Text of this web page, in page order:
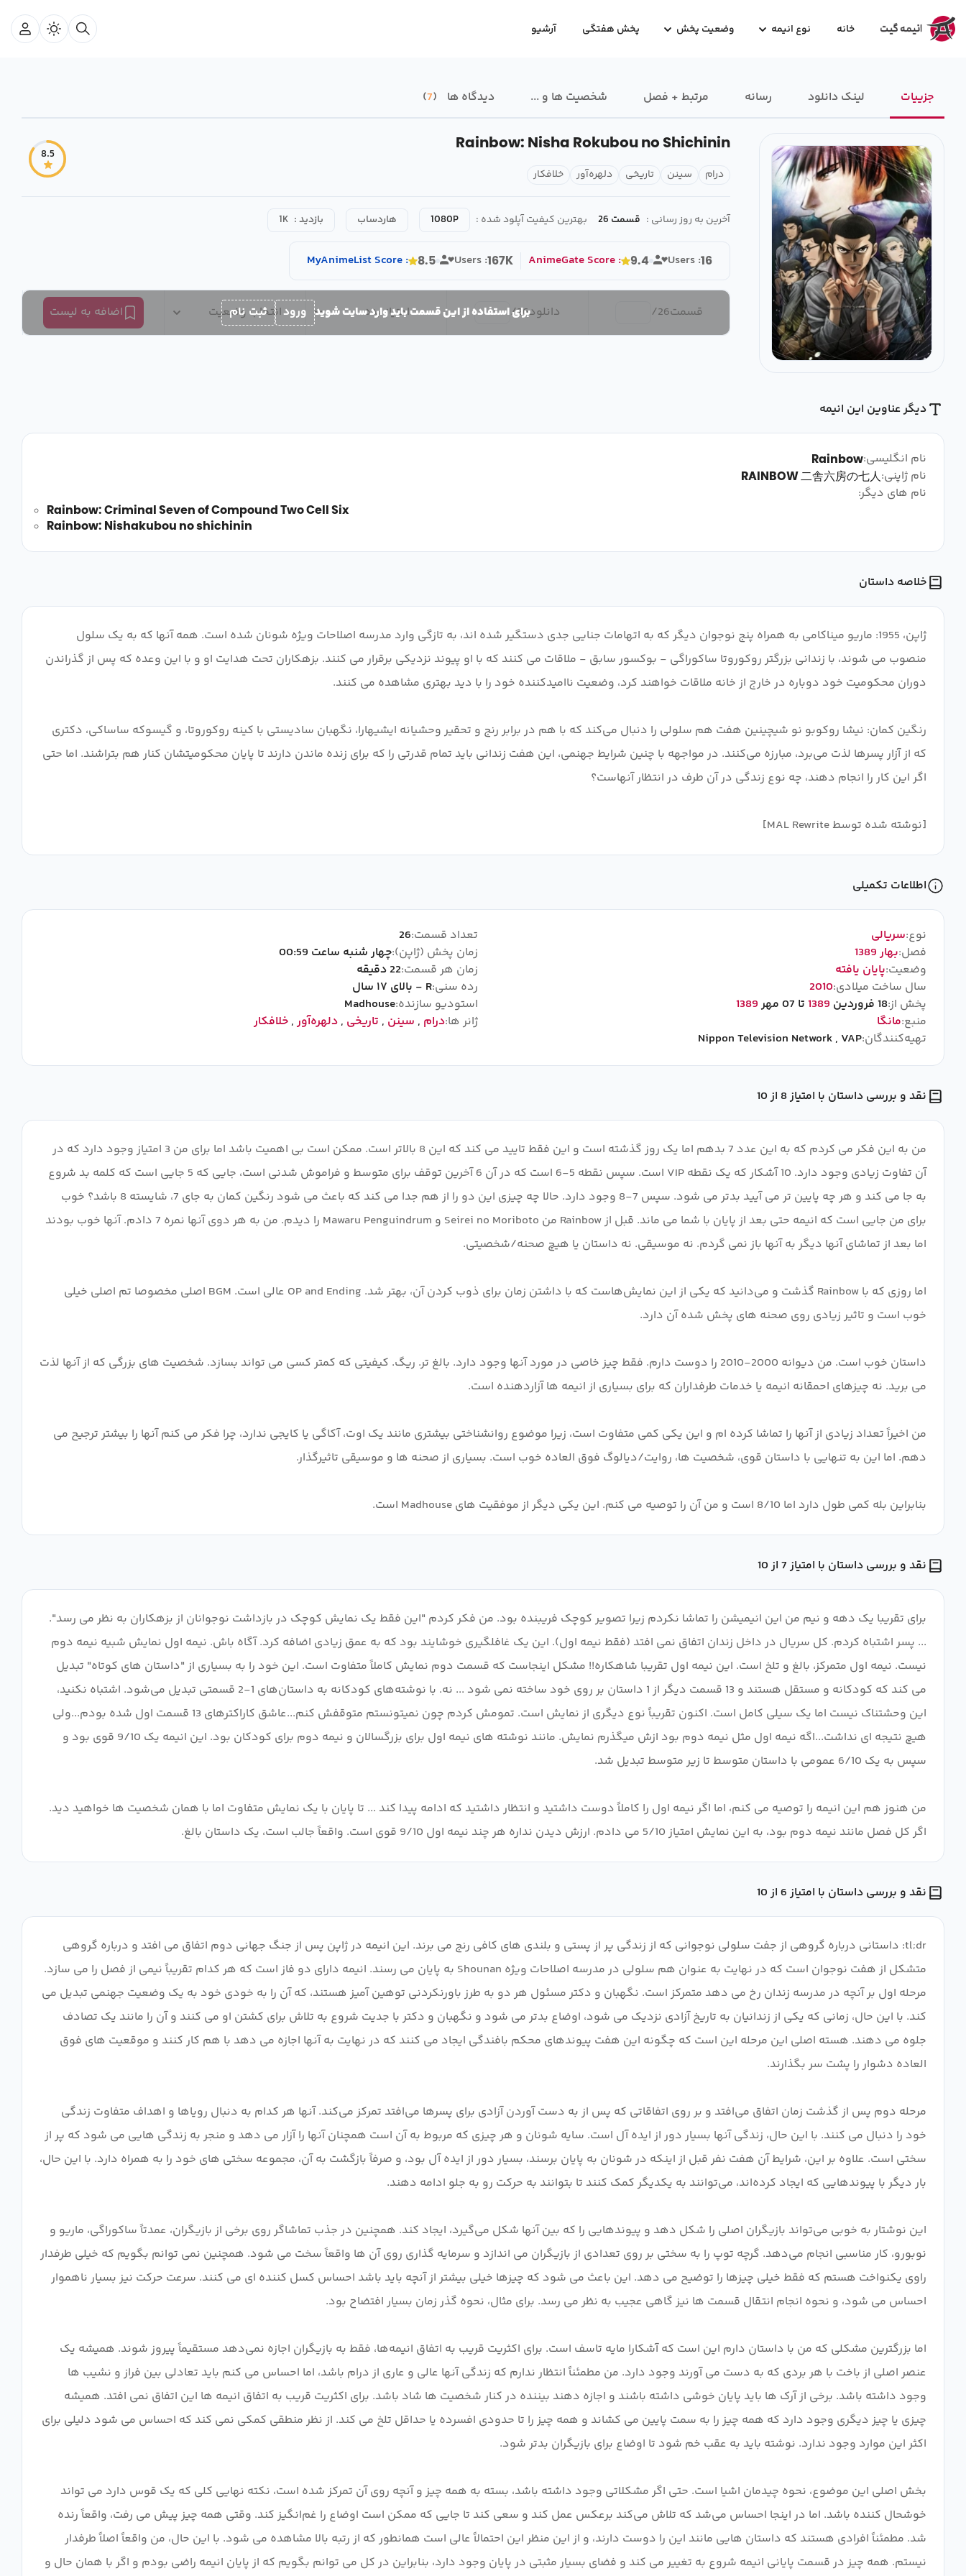
خانه نوع انیمه وضعیت پخش پخش هفتگی آرشیو
جزییات لینک دانلود رسانه‌ مرتبط + فصل شخصیت ها و ... دیدگاه ها 7
Rainbow: Nisha Rokubou no Shichinin
درام سینن تاریخی دلهره‌آور خلافکار
8.5
آخرین به روز رسانی : قسمت 26 بهترین کیفیت آپلود شده : 1080P هاردساب بازدید : 1K
MyAnimeListScore : 8.5 Users :167K AnimeGateScore : 9.4 Users :16
قسمت26
/ دانلود26
/ امتیاز بده انتخاب وضعیت اضافه به لیست برای استفاده از این قسمت باید وارد سایت شوید ورود ثبت نام
دیگر عناوین این انیمه
نام انگلیسی:Rainbow
نام ژاپنی:RAINBOW 二舎六房の七人
نام های دیگر:
Rainbow: Criminal Seven of Compound Two Cell Six
Rainbow: Nishakubou no shichinin
خلاصه داستان
ژاپن، 1955: ماریو میناکامی به همراه پنج نوجوان دیگر که به اتهامات جنایی جدی دستگیر شده اند، به تازگی وارد مدرسه اصلاحات ویژه شونان شده است. همه آنها که به یک سلول
منصوب می شوند، با زندانی بزرگتر روکوروتا ساکوراگی - بوکسور سابق - ملاقات می کنند که با او پیوند نزدیکی برقرار می کنند. بزهکاران تحت هدایت او و با این وعده که پس از گذراندن
رنگین کمان: نیشا روکوبو نو شیچینین هفت هم سلولی را دنبال می‌کند که با هم در برابر رنج و تحقیر وحشیانه ایشیهارا، نگهبان سادیستی با کینه روکوروتا، و گیسوکه ساساکی، دکتری
که از آزار پسرها لذت می‌برد، مبارزه می‌کنند. در مواجهه با چنین شرایط جهنمی، این هفت زندانی باید تمام قدرتی را که برای زنده ماندن دارند تا پایان محکومیتشان کنار هم بتراشند. اما حتی
[نوشته شده توسط MAL Rewrite]
اطلاعات تکمیلی
نوع:سریالی
فصل:بهار 1389
وضعیت:پایان یافته
سال ساخت میلادی:2010
پخش از:18 فروردین 1389 تا 07 مهر
1389
منبع:مانگا
تهیه‌کنندگان:
Nippon Television Network , VAP
تعداد قسمت:26
زمان پخش (ژاپن):چهار شنبه ساعت 00:59
زمان هر قسمت:22 دقیقه
رده سنی:R - بالای ۱۷ سال
استودیو سازنده:Madhouse
ژانر ها:درام , سینن , تاریخی ,دلهره‌آور ,خلافکار
نقد و بررسی داستان با امتیاز 8 از 10
من به این فکر می کردم که به این عدد 7 بدهم اما یک روز گذشته است و این فقط تایید می کند که این 8 بالاتر است. ممکن است بی اهمیت باشد اما برای من 3 امتیاز وجود دارد که در
آن تفاوت زیادی وجود دارد. 10 آشکار که یک نقطه VIP است. سپس نقطه 5-6 است که در آن 6 آخرین توقف برای متوسط ​​و فراموش شدنی است، جایی که 5 جایی است که کلمه بد شروع
به جا می کند و هر چه پایین تر می آیید بدتر می شود. سپس 7-8 وجود دارد. حالا چه چیزی این دو را از هم جدا می کند که باعث می شود رنگین کمان به جای 7، شایسته 8 باشد؟ خوب
برای من جایی است که انیمه حتی بعد از پایان با شما می ماند. قبل از Rainbow من Seirei no Moriboto و Mawaru Penguindrum را دیدم. من به هر دوی آنها نمره 7 دادم. آنها خوب بودند
اما روزی که با Rainbow گذشت و می‌دانید که یکی از این نمایش‌هاست که با داشتن زمان برای ذوب کردن آن، بهتر شد. OP and Ending عالی است. BGM اصلی مخصوصا تم اصلی خیلی
داستان خوب است. من دیوانه 2000-2010 را دوست دارم. فقط چیز خاصی در مورد آنها وجود دارد. بالغ تر. ریگ. کیفیتی که کمتر کسی می تواند بسازد. شخصیت های بزرگی که از آنها لذت
من اخیراً تعداد زیادی از آنها را تماشا کرده ام و این یکی کمی متفاوت است، زیرا موضوع روانشناختی بیشتری مانند یک اوت، آکاگی یا کایجی ندارد، چرا فکر می کنم آنها را بیشتر ترجیح می
بنابراین بله کمی طول دارد اما 8/10 است و من آن را توصیه می کنم. این یکی دیگر از موفقیت های Madhouse است.
نقد و بررسی داستان با امتیاز 7 از 10
برای تقریبا یک دهه و نیم من این انیمیشن را تماشا نکردم زیرا تصویر کوچک فریبنده بود. من فکر کردم "این فقط یک نمایش کوچک در بازداشت نوجوانان از بزهکاران به نظر می رسد".
... پسر اشتباه کردم. کل سریال در داخل زندان اتفاق نمی افتد (فقط نیمه اول). این یک غافلگیری خوشایند بود که به عمق زیادی اضافه کرد. آگاه باش. نیمه اول نمایش شبیه نیمه دوم
نیست. نیمه اول متمرکز، بالغ و تلخ است. این نیمه اول تقریبا شاهکاره!! مشکل اینجاست که قسمت دوم نمایش کاملاً متفاوت است. این خود را به بسیاری از "داستان های کوتاه" تبدیل
می کند که کودکانه و مستقل هستند و 13 قسمت دیگر از 1 داستان بر روی خود ساخته نمی شود ... نه. با نوشته‌های کودکانه به داستان‌های 1-2 قسمتی تبدیل می‌شود. اشتباه نکنید،
این وحشتناک نیست اما یک سیلی کامل است. اکنون تقریباً نوع دیگری از نمایش است. تمومش کردم چون نمیتونستم متوقفش کنم...عاشق کاراکترهای 13 قسمت اول شده بودم...ولی
هیچ نتیجه ای نداشت...اگه نیمه اول مثل نیمه دوم بود ازش میگذرم نمایش. مانند نوشته های نیمه اول برای بزرگسالان و نیمه دوم برای کودکان بود. این انیمه یک 9/10 قوی بود و
من هنوز هم این انیمه را توصیه می کنم، اما اگر نیمه اول را کاملاً دوست داشتید و انتظار داشتید که ادامه پیدا کند ... تا پایان با یک نمایش متفاوت اما با همان شخصیت ها خواهید دید.
اگر کل فصل مانند نیمه دوم بود، به این نمایش امتیاز 5/10 می دادم. ارزش دیدن نداره هر چند نیمه اول 9/10 قوی است. واقعاً جالب است، یک داستان بالغ.
نقد و بررسی داستان با امتیاز 6 از 10
tl;dr: داستانی درباره گروهی از جفت سلولی نوجوانی که از زندگی پر از پستی و بلندی های کافی رنج می برند. این انیمه در ژاپن پس از جنگ جهانی دوم اتفاق می افتد و درباره گروهی
متشکل از هفت نوجوان است که در نهایت به عنوان هم سلولی در مدرسه اصلاحات ویژه Shounan به پایان می رسند. انیمه دارای دو فاز است که هر کدام تقریباً نیمی از فصل را می سازد.
مرحله اول بر آنچه در مدرسه زندان رخ می دهد متمرکز است. نگهبان و دکتر مسئول هر دو به طرز باورنکردنی توهین آمیز هستند، که آن را به خودی خود به یک وضعیت جهنمی تبدیل می
کند. با این حال، زمانی که یکی از زندانیان به تاریخ آزادی نزدیک می شود، اوضاع بدتر می شود و نگهبان و دکتر با جدیت شروع به تلاش برای کشتن او می کنند و آن را مانند یک تصادف
جلوه می دهند. هسته اصلی این مرحله این است که چگونه این هفت پیوندهای محکم بافندگی ایجاد می کنند که در نهایت به آنها اجازه می دهد با هم کار کنند و موقعیت های فوق
مرحله دوم پس از گذشت زمان اتفاق می‌افتد و بر روی اتفاقاتی که پس از به دست آوردن آزادی برای پسرها می‌افتد تمرکز می‌کند. آنها هر کدام به دنبال رویاها و اهداف متفاوت زندگی
خود را دنبال می کنند. با این حال، زندگی آنها بسیار دور از ایده آل است. سایه شونان و هر چیزی که مربوط به آن است همچنان آنها را آزار می دهد و منجر به زندگی هایی می شود که پر از
سختی است. علاوه بر این، شرایط آن هفت نفر قبل از اینکه در شونان به پایان برسند، بسیار دور از ایده آل بود، و صرفاً بازگشت به آن، مجموعه سختی های خود را به همراه دارد. با این حال،
این نوشتار به خوبی می‌تواند بازیگران اصلی را شکل دهد و پیوندهایی را که بین آنها شکل می‌گیرد، ایجاد کند. همچنین در جذب تماشاگر روی برخی از بازیگران، عمدتاً ساکوراگی، ماریو و
نوبورو، کار مناسبی انجام می‌دهد. گرچه توپ را به سختی بر روی تعدادی از بازیگران می اندازد و سرمایه گذاری روی آن ها واقعاً سخت می شود. همچنین نمی توانم بگویم که خیلی طرفدار
راوی یکنواخت هستم که فقط خیلی چیزها را توضیح می دهد. این باعث می شود که چیزها خیلی بیشتر از آنچه باید باشد احساس کسل کننده ای می کنند. سرعت حرکت نیز بسیار ناهموار
اما بزرگترین مشکلی که من با داستان دارم این است که آشکارا مایه تاسف است. برای اکثریت قریب به اتفاق انیمه‌ها، فقط به بازیگران اجازه نمی‌دهد مستقیماً پیروز شوند. همیشه یک
عنصر اصلی از باخت با هر بردی که به دست می آورند وجود دارد. من مطمئناً انتظار ندارم که زندگی آنها عالی و عاری از درام باشد، اما احساس می کنم باید تعادلی بین فراز و نشیب ها
وجود داشته باشد. برخی از آرک ها باید پایان خوشی داشته باشند و اجازه دهند بیننده در کنار شخصیت ها شاد باشد. برای اکثریت قریب به اتفاق انیمه ها این اتفاق نمی افتد. همیشه
چیزی یا چیز دیگری وجود دارد که همه چیز را به سمت پایین می کشاند و همه چیز را تا حدودی افسرده یا حداقل تلخ می کند. از نظر منطقی کمکی نمی کند که احساس می شود دلیلی برای
بخش اصلی این موضوع، نحوه چیدمان اشیا است. حتی اگر مشکلاتی وجود داشته باشد، بسته به همه چیز و آنچه روی آن تمرکز شده است، نکته نهایی کلی که یک قوس دارد می تواند
خوشحال کننده باشد. اما در اینجا احساس می‌شد که تلاش می‌کند برعکس عمل کند و سعی کند تا جایی که ممکن است اوضاع را غم‌انگیز کند. وقتی همه چیز پیش می رفت، واقعاً رنده
شد. مطمئناً افرادی هستند که داستان هایی مانند این را دوست دارند، و از این منظر این احتمالاً عالی است همانطور که از رتبه بالا مشاهده می شود. با این حال، من واقعاً اصلاً طرفدار
نیستم. همه چیز در قسمت پایانی انیمه شروع به تغییر می کند و فضای بسیار مثبتی در پایان وجود دارد، بنابراین در کل می توانم بگویم که از پایان انیمه راضی بودم و اگر با همان حال و